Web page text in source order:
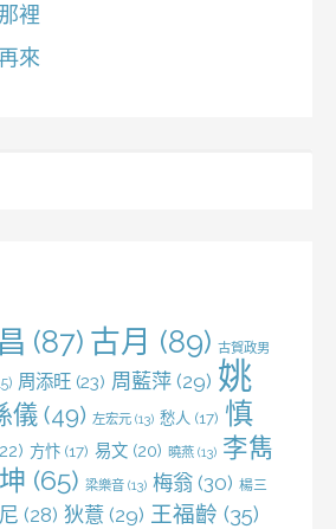
裡
來
(87) 古月 (89) 古賀政男
周添旺 (23) 周藍萍 (29) 姚
儀 (49) 左宏元 (13) 愁人 (17) 慎
方忭 (17) 易文 (20) 曉燕 (13) 李雋
(65) 梁樂音 (13) 梅翁 (30) 楊三
(28) 狄薏 (29) 王福齡 (35)